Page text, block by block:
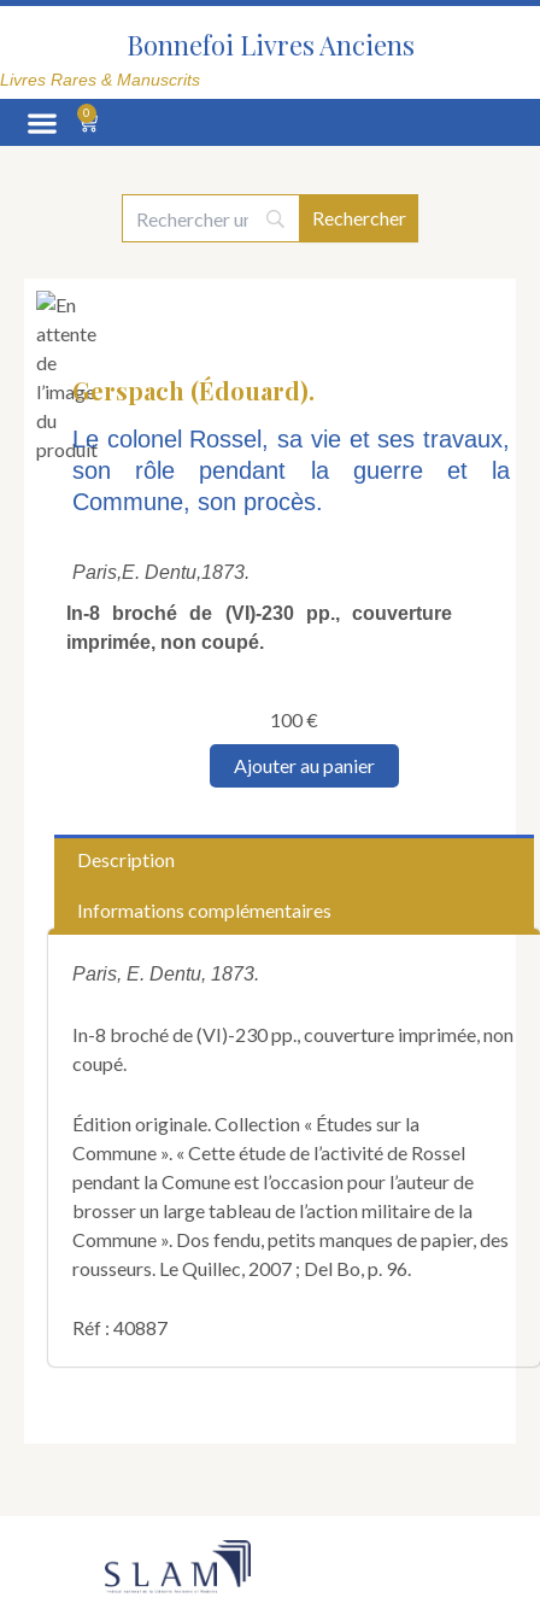
Aller
Bonnefoi Livres Anciens
Livres Rares & Manuscrits
0
Panier
Gerspach (Édouard).
Le colonel Rossel, sa vie et ses travaux,
son rôle pendant la guerre et la
Commune, son procès.
Paris,E. Dentu,1873.
In-8 broché de (VI)-230 pp., couverture
imprimée, non coupé.
100€
quantité
Rossel,
sa
et
son
la
et
la
Commune,
son
procès.
Ajouter au panier
Description
Informations complémentaires
Paris, E. Dentu, 1873.
In-8 broché de (VI)-230 pp., couverture imprimée, non
coupé.
Édition originale. Collection « Études sur la
Commune ». « Cette étude de l’activité de Rossel
pendant la Comune est l’occasion pour l’auteur de
brosser un large tableau de l’action militaire de la
Commune ». Dos fendu, petits manques de papier, des
rousseurs. Le Quillec, 2007 ; Del Bo, p. 96.
Réf : 40887